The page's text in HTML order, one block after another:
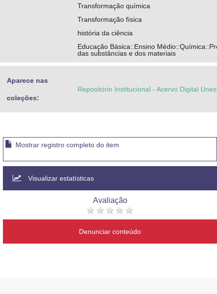
Transformação química
Transformação física
história da ciência
Educação Básica::Ensino
das substâncias e dos materiais
Aparece nas
coleções:
Repositório Institucional - Acervo Digital
Mostrar registro completo do item
Visualizar estatísticas
Avaliação
Denunciar conteúdo